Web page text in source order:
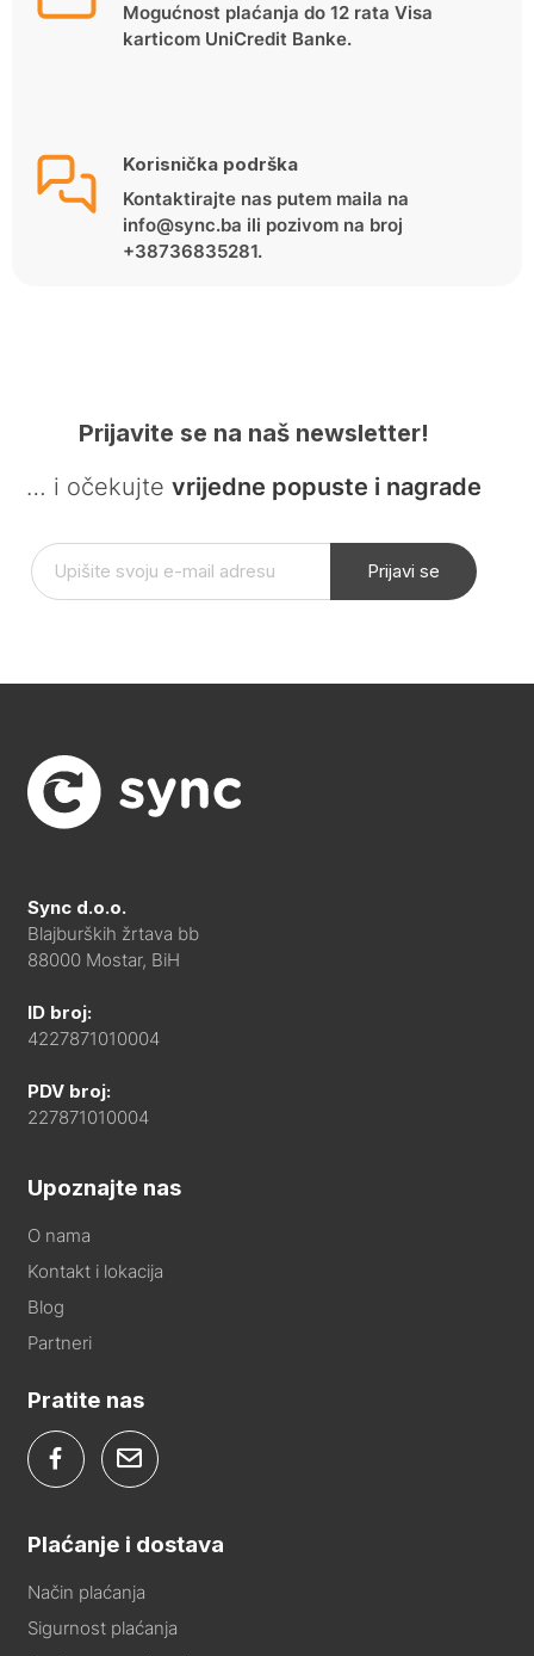
Mogućnost plaćanja do 12 rata Visa
karticom UniCredit Banke.
Korisnička podrška
Kontaktirajte nas putem maila na
info@sync.ba ili pozivom na broj
+38736835281.
Prijavite se na naš newsletter!
… i očekujte vrijedne popuste i nagrade
Prijavi se
Sync d.o.o.
Blajburških žrtava bb
88000 Mostar, BiH
ID broj:
4227871010004
PDV broj:
227871010004
Upoznajte nas
O nama
Kontakt i lokacija
Blog
Partneri
Pratite nas
Plaćanje i dostava
Način plaćanja
Sigurnost plaćanja